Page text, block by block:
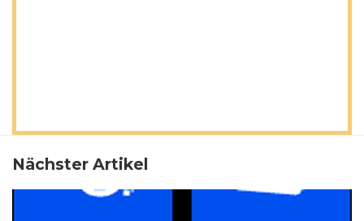
Nächster Artikel